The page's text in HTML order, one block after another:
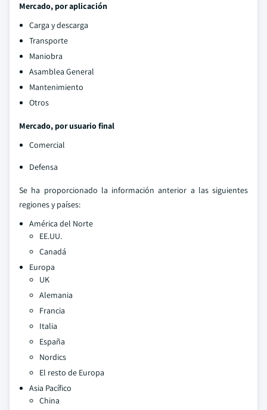
Mercado, por aplicación
Carga y descarga
Transporte
Maniobra
Asamblea General
Mantenimiento
Otros
Mercado, por usuario final
Comercial
Defensa
Se ha proporcionado la información anterior a las siguientes
regiones y países:
América del Norte
EE.UU.
Canadá
Europa
UK
Alemania
Francia
Italia
España
Nordics
El resto de Europa
Asia Pacífico
China